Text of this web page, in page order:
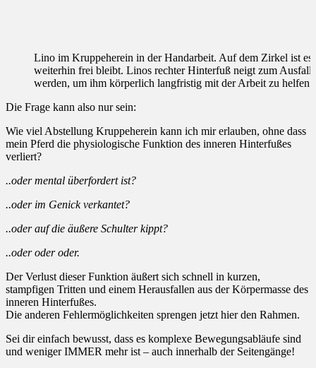
Lino im Kruppeherein in der Handarbeit. Auf dem Zirkel ist
weiterhin frei bleibt. Linos rechter Hinterfuß neigt zum
werden, um ihm körperlich langfristig mit der Arbeit zu
Die Frage kann also nur sein:
Wie viel Abstellung Kruppeherein kann ich mir erlauben, ohne dass
mein Pferd die physiologische Funktion des inneren Hinterfußes
verliert?
..oder mental überfordert ist?
..oder im Genick verkantet?
..oder auf die äußere Schulter kippt?
..oder oder oder.
Der Verlust dieser Funktion äußert sich schnell in kurzen,
stampfigen Tritten und einem Herausfallen aus der Körpermasse des
inneren Hinterfußes.
Die anderen Fehlermöglichkeiten sprengen jetzt hier den Rahmen.
Sei dir einfach bewusst, dass es komplexe Bewegungsabläufe sind
und weniger IMMER mehr ist – auch innerhalb der Seitengänge!